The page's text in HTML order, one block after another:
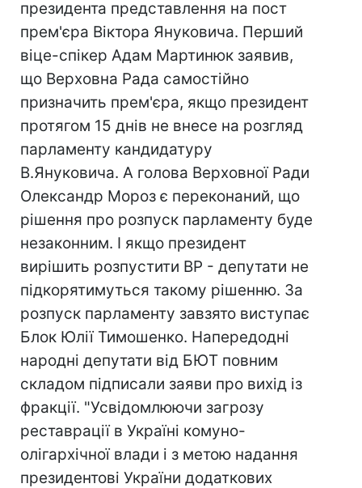
президента представлення на пост
прем'єра Віктора Януковича. Перший
віце-спікер Адам Мартинюк заявив,
що Верховна Рада самостійно
призначить прем'єра, якщо президент
протягом 15 днів не внесе на розгляд
парламенту кандидатуру
В.Януковича. А голова Верховної Ради
Олександр Мороз є переконаний, що
рішення про розпуск парламенту буде
незаконним. І якщо президент
вирішить розпустити ВР - депутати не
підкорятимуться такому рішенню. За
розпуск парламенту завзято виступає
Блок Юлії Тимошенко. Напередодні
народні депутати від БЮТ повним
складом підписали заяви про вихід із
фракції. "Усвідомлюючи загрозу
реставрації в Україні комуно-
олігархічної влади і з метою надання
президентові України додаткових